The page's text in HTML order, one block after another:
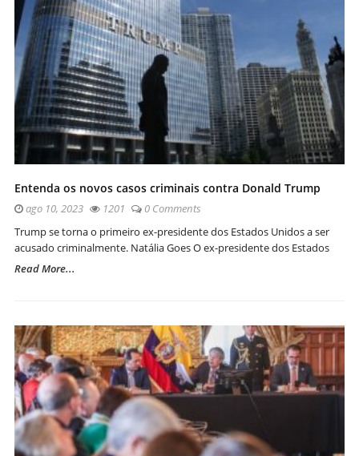
Entenda os novos casos criminais contra Donald Trump
ago 10, 2023 1201
0 Comments
Trump se torna o primeiro ex-presidente dos Estados Unidos a ser
acusado criminalmente. Natália Goes O ex-presidente dos Estados
Read More...